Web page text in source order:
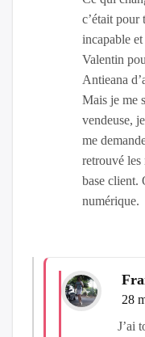
c’était pour
incapable
Valentin
Antieana
Mais je me
vendeuse,
me
retrouvé les
base client.
numérique.
28
J’ai